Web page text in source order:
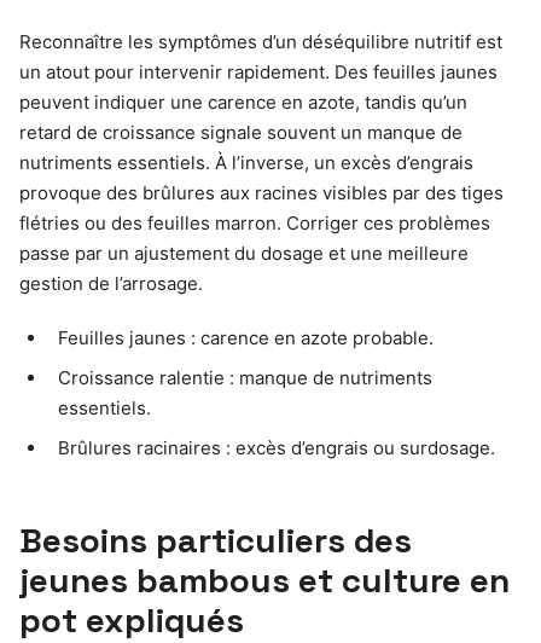
Reconnaître les symptômes d’un déséquilibre nutritif est
un atout pour intervenir rapidement. Des feuilles jaunes
peuvent indiquer une carence en azote, tandis qu’un
retard de croissance signale souvent un manque de
nutriments essentiels. À l’inverse, un excès d’engrais
provoque des brûlures aux racines visibles par des tiges
flétries ou des feuilles marron. Corriger ces problèmes
passe par un ajustement du dosage et une meilleure
gestion de l’arrosage.
Feuilles jaunes : carence en azote probable.
Croissance ralentie : manque de nutriments
essentiels.
Brûlures racinaires : excès d’engrais ou surdosage.
Besoins particuliers des
jeunes bambous et culture en
pot expliqués